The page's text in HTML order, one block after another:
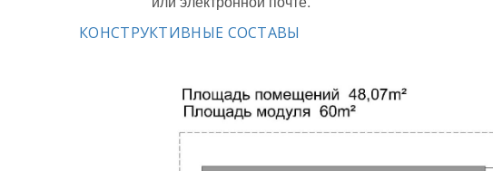
КОНСТРУКТИВНЫЕ СОСТАВЫ